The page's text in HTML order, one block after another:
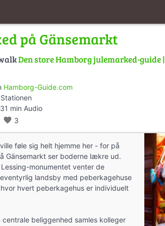
på Gänsemarkt
Den store Hamborg julemarked-guide
Hamborg-Guide.com
min Audio
favorite 3
føle sig helt hjemme her - for på
Gänsemarkt ser boderne lækre ud.
monumentet venter de
landsby med peberkagehuse
hvert peberkagehus er individuelt
centrale beliggenhed samles kolleger